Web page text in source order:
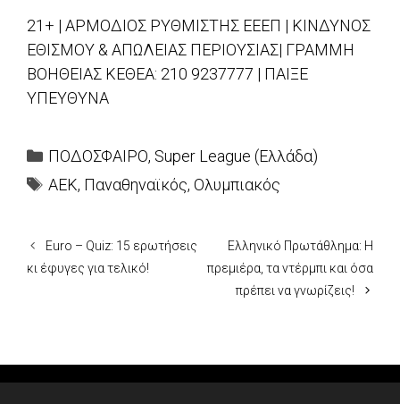
21+ | ΑΡΜΟΔΙΟΣ ΡΥΘΜΙΣΤΗΣ ΕΕΕΠ | ΚΙΝΔΥΝΟΣ
ΕΘΙΣΜΟΥ & ΑΠΩΛΕΙΑΣ ΠΕΡΙΟΥΣΙΑΣ| ΓΡΑΜΜΗ
ΒΟΗΘΕΙΑΣ ΚΕΘΕΑ: 210 9237777 | ΠΑΙΞΕ
ΥΠΕΥΘΥΝΑ
Categories
ΠΟΔΟΣΦΑΙΡΟ, Super League (Ελλάδα)
Tags
ΑΕΚ, Παναθηναϊκός, Ολυμπιακός
Euro – Quiz: 15 ερωτήσεις
κι έφυγες για τελικό!
Ελληνικό Πρωτάθλημα: Η
πρεμιέρα, τα ντέρμπι και όσα
πρέπει να γνωρίζεις!